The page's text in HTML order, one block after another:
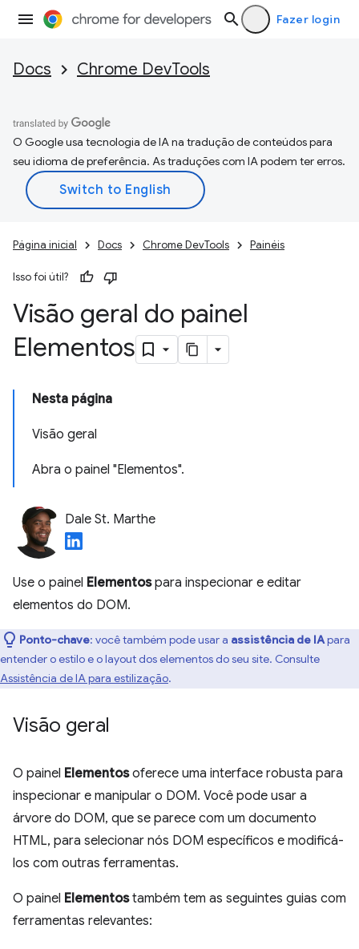
Fazer login
Docs Chrome DevTools
O Google usa tecnologia de IA na tradução de conteúdos para
seu idioma de preferência. As traduções com IA podem ter erros.
Página inicial Docs Chrome DevTools Painéis
Isso foi útil?
Visão geral do painel
Elementos
Nesta página
Visão geral
Abra o painel "Elementos".
Dale St. Marthe
Use o painel Elementospara inspecionar e editar
elementos do DOM.
Ponto-chave: você também pode usar a assistência de IApara
entender o estilo e o layout dos elementos do seu site. Consulte
Assistência de IA para estilização.
Visão geral
O painel Elementosoferece uma interface robusta para
inspecionar e manipular o DOM. Você pode usar a
árvore do DOM, que se parece com um documento
HTML, para selecionar nós DOM específicos e modificá-
los com outras ferramentas.
O painel Elementostambém tem as seguintes guias com
ferramentas relevantes: